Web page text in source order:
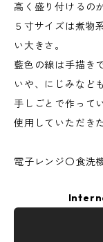
高く盛り付けるの
５寸サイズは煮物
い大きさ。
藍色の線は手描き
いや、にじみなど
手しごとで作って
使用していただき
電子レンジ〇食